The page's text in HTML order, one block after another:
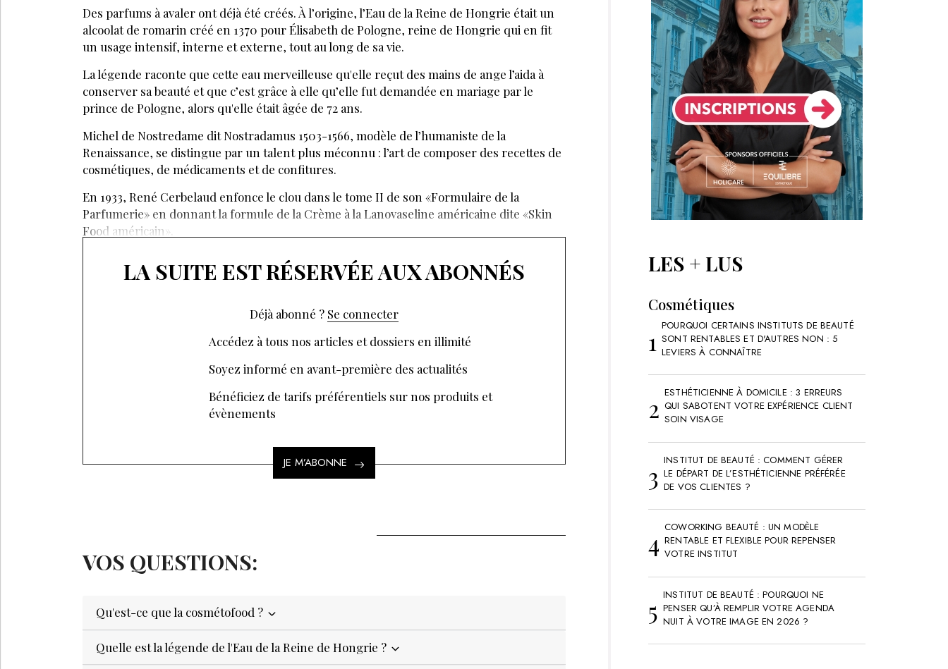
Des parfums à avaler ont déjà été créés. À l’origine, l’Eau de la Reine de Hongrie était un
alcoolat de romarin créé en 1370 pour Élisabeth de Pologne, reine de Hongrie qui en fit
un usage intensif, interne et externe, tout au long de sa vie.
La légende raconte que cette eau merveilleuse qu'elle reçut des mains de ange l’aida à
conserver sa beauté et que c’est grâce à elle qu’elle fut demandée en mariage par le
prince de Pologne, alors qu'elle était âgée de 72 ans.
Michel de Nostredame dit Nostradamus 1503-1566, modèle de l’humaniste de la
Renaissance, se distingue par un talent plus méconnu : l’art de composer des recettes de
cosmétiques, de médicaments et de confitures.
En 1933, René Cerbelaud enfonce le clou dans le tome II de son «Formulaire de la
Parfumerie» en donnant la formule de la Crème à la Lanovaseline américaine dite «Skin
Food américain».
LA SUITE EST RÉSERVÉE AUX ABONNÉS
Déjà abonné ? Se connecter
Accédez à tous nos articles et dossiers en illimité
Soyez informé en avant-première des actualités
Bénéficiez de tarifs préférentiels sur nos produits et
évènements
JE M’ABONNE
VOS QUESTIONS:
Qu'est-ce que la cosmétofood ?
Quelle est la légende de l'Eau de la Reine de Hongrie ?
LES + LUS
Cosmétiques
POURQUOI CERTAINS INSTITUTS DE BEAUTÉ
SONT RENTABLES ET D'AUTRES NON : 5
LEVIERS À CONNAÎTRE
ESTHÉTICIENNE À DOMICILE : 3 ERREURS
QUI SABOTENT VOTRE EXPÉRIENCE CLIENT
SOIN VISAGE
INSTITUT DE BEAUTÉ : COMMENT GÉRER
LE DÉPART DE L’ESTHÉTICIENNE PRÉFÉRÉE
DE VOS CLIENTES ?
COWORKING BEAUTÉ : UN MODÈLE
RENTABLE ET FLEXIBLE POUR REPENSER
VOTRE INSTITUT
INSTITUT DE BEAUTÉ : POURQUOI NE
PENSER QU’À REMPLIR VOTRE AGENDA
NUIT À VOTRE IMAGE EN 2026 ?